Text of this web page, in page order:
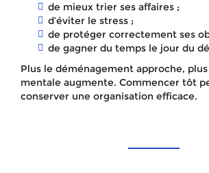
de mieux trier ses affaires ;
d’éviter le stress ;
de protéger correctement ses
de gagner du temps le jour du
Plus le déménagement approche,
mentale augmente. Commencer tôt
conserver une organisation efficace.